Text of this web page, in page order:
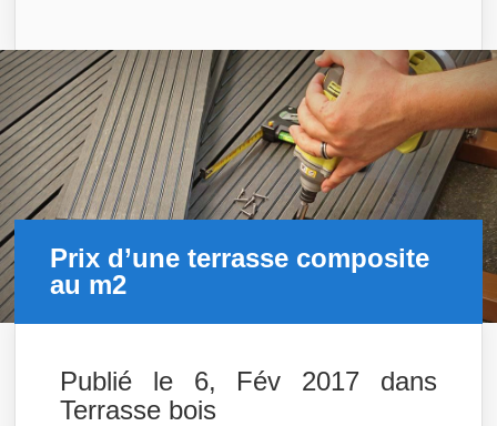
Prix d’une terrasse composite
au m2
Publié le 6, Fév 2017 dans
Terrasse bois